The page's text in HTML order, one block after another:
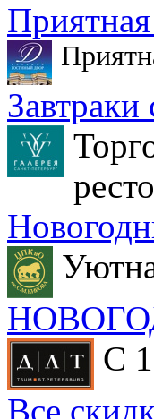
Завтраки
С
Все